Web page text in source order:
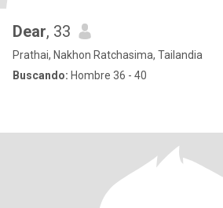
Dear, 33
Prathai, Nakhon Ratchasima, Tailandia
Buscando: Hombre 36 - 40